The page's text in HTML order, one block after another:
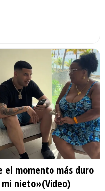
el momento más duro
nieto»(Video)